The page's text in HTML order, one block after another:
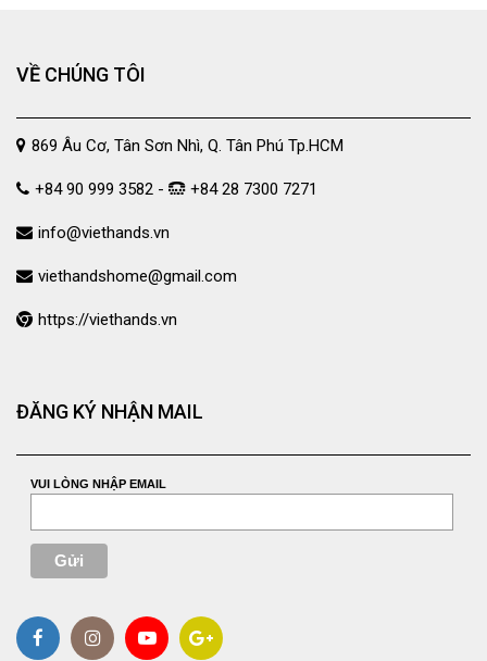
VỀ CHÚNG TÔI
869 Âu Cơ, Tân Sơn Nhì, Q. Tân Phú Tp.HCM
+84 90 999 3582 - +84 28 7300 7271
info@viethands.vn
viethandshome@gmail.com
https://viethands.vn
ĐĂNG KÝ NHẬN MAIL
VUI LÒNG NHẬP EMAIL